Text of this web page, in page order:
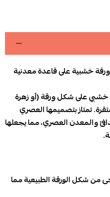
خشبية على قاعدة معدنية
على شكل ورقة (أو زهرة
تمتاز بتصميمها العصري
والمعدن العصري، مما يجعلها
شكل الورقة الطبيعية مما